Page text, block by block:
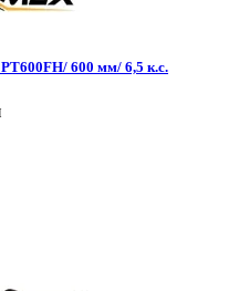
600 мм/ 6,5 к.с.